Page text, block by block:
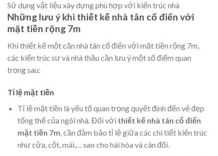
Sử dụng vật liệu xây dựng phù hợp với kiến trúc nhà
Những lưu ý khi thiết kế nhà tân cổ điển với
mặt tiền rộng 7m
Khi thiết kế một căn nhà tân cổ điển với mặt tiền rộng 7m,
các kiến trúc sư và nhà thầu cần lưu ý một số điểm quan
trọng sau:
Tỉ lệ mặt tiền
Tỉ lệ mặt tiền là yếu tố quan trọng quyết định đến vẻ đẹp
tổng thể của ngôi nhà. Đối với thiết kế nhà tân cổ điển
mặt tiền 7m , cần đảm bảo tỉ lệ giữa các chi tiết kiến trúc
như cửa, cột, mái,… sao cho hài hòa và cân đối.